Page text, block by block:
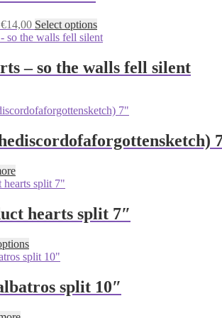
options
may
chosen
on
product
page
€14,00Price
range:
through
€14,00
Select optionsThis
product
multiple
variants.
may
chosen
on
– so the walls fell silent
hearts split 7″
This
product
multiple
variants.split 10″